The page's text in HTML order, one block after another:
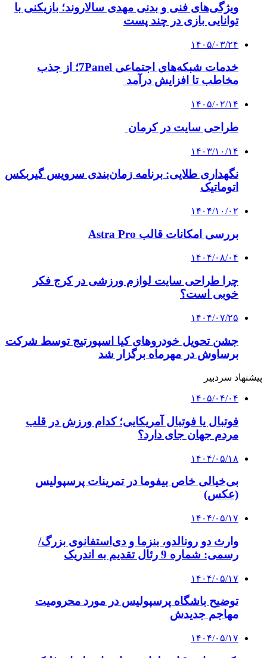
ویژگی‌های فنی و بدنی مهدی سالاروند؛ بازیکنی با
توانایی بازی در چند پست
۱۴۰۵/۰۳/۲۴
خدمات شبکه‌های اجتماعی 7Panel؛ از جذب
مخاطب تا افزایش درآمد
۱۴۰۵/۰۲/۱۴
طراحی سایت در کرمان
۱۴۰۳/۱۰/۱۴
نگهداری طلایی: برنامه زمان‌بندی سرویس گیربکس
اتوماتیک
۱۴۰۴/۱۰/۰۲
بررسی امکانات قالب Astra Pro
۱۴۰۴/۰۸/۰۴
چرا طراحی سایت لوازم ورزشی در کرج فکر
خوبی است؟
۱۴۰۴/۰۷/۲۵
جشن تحویل خودروهای کیا اسپورتیج توسط شرکت
برساوش در مهرماه برگزار شد
پیشنهاد سردبیر
۱۴۰۵/۰۴/۰۴
فوتبال یا فوتبال آمریکایی؛ کدام ورزش در قلب
مردم جهان جای دارد؟
۱۴۰۴/۰۵/۱۸
بی‌خیالی خاص بیفوما در تمرینات پرسپولیس
(عکس)
۱۴۰۴/۰۵/۱۷
وارث دو رونالدو، بنزما و دی‌استفانوی بزرگ/
رسمی: شماره 9 رئال تقدیم به اندریک
۱۴۰۴/۰۵/۱۷
توضیح باشگاه پرسپولیس در مورد محرومیت
مهاجم جدیدش
۱۴۰۴/۰۵/۱۷